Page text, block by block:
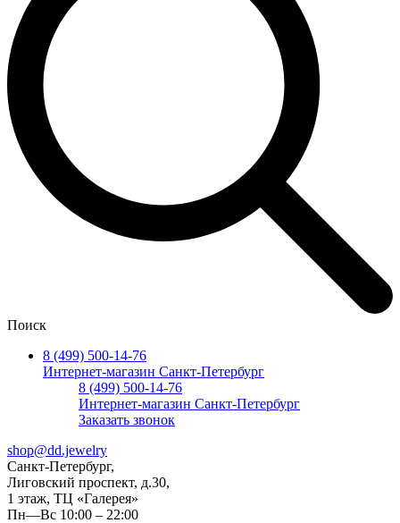
Поиск
8 (499) 500-14-76
Интернет-магазин Санкт-Петербург
8 (499) 500-14-76
Интернет-магазин Санкт-Петербург
Заказать звонок
shop@dd.jewelry
Санкт-Петербург,
Лиговский проспект, д.30,
1 этаж, ТЦ «Галерея»
Пн—Вс 10:00 – 22:00